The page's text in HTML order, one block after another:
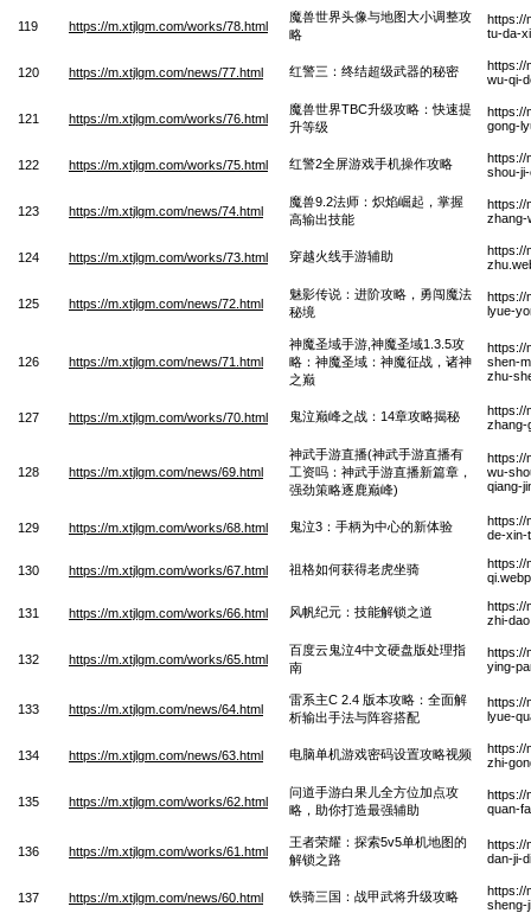
119 https://m.xtjlgm.com/works/78.html
魔兽世界头像与地图大小调整攻
略
https://
tu-da-
120 https://m.xtjlgm.com/news/77.html 红警三：终结超级武器的秘密
https://
wu-qi-
121 https://m.xtjlgm.com/works/76.html
魔兽世界TBC升级攻略：快速提
升等级
https://
gong-
122 https://m.xtjlgm.com/works/75.html 红警2全屏游戏手机操作攻略
https://
shou-
123 https://m.xtjlgm.com/news/74.html
魔兽9.2法师：炽焰崛起，掌握
高输出技能
https://
zhang-
124 https://m.xtjlgm.com/works/73.html 穿越火线手游辅助
https://
125 https://m.xtjlgm.com/news/72.html
魅影传说：进阶攻略，勇闯魔法
秘境
https://
lyue-
126 https://m.xtjlgm.com/news/71.html
神魔圣域手游,神魔圣域1.3.5攻
略：神魔圣域：神魔征战，诸神
之巅
https://
shen-
zhu-
127 https://m.xtjlgm.com/works/70.html 鬼泣巅峰之战：14章攻略揭秘
https://
zhang-
128 https://m.xtjlgm.com/news/69.html
神武手游直播(神武手游直播有
工资吗：神武手游直播新篇章，
强劲策略逐鹿巅峰)
https://
wu-
qiang-
129 https://m.xtjlgm.com/works/68.html 鬼泣3：手柄为中心的新体验
https://
de-xin-
130 https://m.xtjlgm.com/works/67.html 祖格如何获得老虎坐骑
https://
qi.webp
131 https://m.xtjlgm.com/works/66.html 风帆纪元：技能解锁之道
https://
zhi-
132 https://m.xtjlgm.com/works/65.html
百度云鬼泣4中文硬盘版处理指
南
https://
ying-
133 https://m.xtjlgm.com/news/64.html
雷系主C 2.4 版本攻略：全面解
析输出手法与阵容搭配
https://
lyue-
134 https://m.xtjlgm.com/news/63.html 电脑单机游戏密码设置攻略视频
https://
zhi-
135 https://m.xtjlgm.com/works/62.html
问道手游白果儿全方位加点攻
略，助你打造最强辅助
https://
quan-
136 https://m.xtjlgm.com/works/61.html
王者荣耀：探索5v5单机地图的
解锁之路
https://
dan-ji-
137 https://m.xtjlgm.com/news/60.html 铁骑三国：战甲武将升级攻略
https://
sheng-